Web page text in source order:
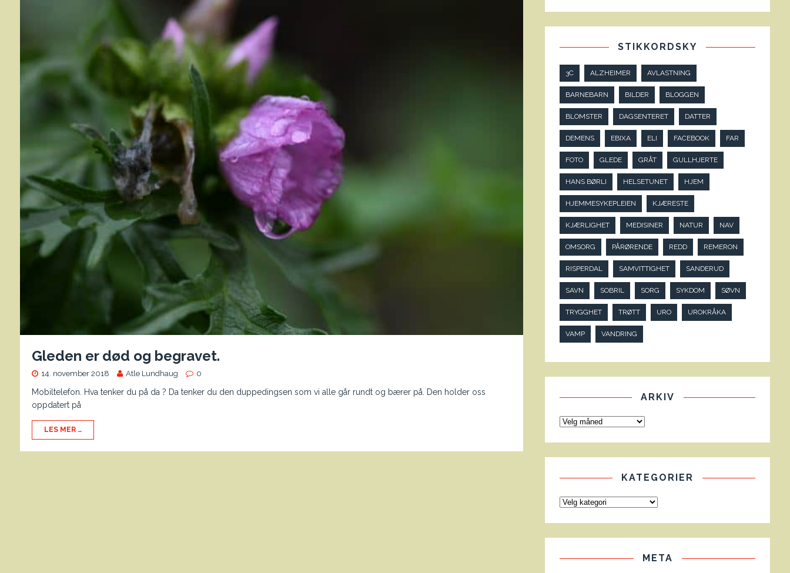
Gleden er død og begravet.
14. november 2018 Atle Lundhaug 0
Mobiltelefon. Hva tenker du på da ? Da tenker du den duppedingsen som vi alle går rundt og bærer på. Den holder oss
oppdatert på
LES MER …
STIKKORDSKY
3C ALZHEIMER AVLASTNING
BARNEBARN BILDER BLOGGEN
BLOMSTER DAGSENTERET DATTER
DEMENS EBIXA ELI FACEBOOK FAR
FOTO GLEDE GRÅT GULLHJERTE
HANS BØRLI HELSETUNET HJEM
HJEMMESYKEPLEIEN KJÆRESTE
KJÆRLIGHET MEDISINER NATUR NAV
OMSORG PÅRØRENDE REDD REMERON
RISPERDAL SAMVITTIGHET SANDERUD
SAVN SOBRIL SORG SYKDOM SØVN
TRYGGHET TRØTT URO UROKRÅKA
VAMP VANDRING
ARKIV
KATEGORIER
META